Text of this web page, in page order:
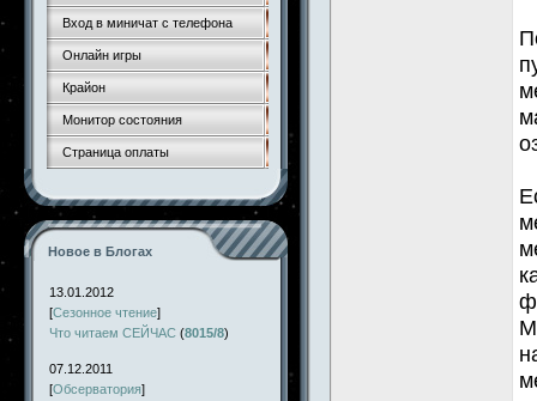
Вход в миничат с телефона
Онлайн игры
Крайон
Монитор состояния
Страница оплаты
Новое в Блогах
13.01.2012
[Сезонное чтение]
Что читаем СЕЙЧАС (8015/8)
07.12.2011
[Обсерватория]